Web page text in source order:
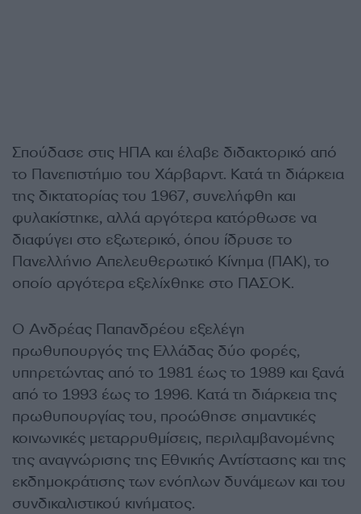
Σπούδασε στις ΗΠΑ και έλαβε διδακτορικό από
το Πανεπιστήμιο του Χάρβαρντ. Κατά τη διάρκεια
της δικτατορίας του 1967, συνελήφθη και
φυλακίστηκε, αλλά αργότερα κατόρθωσε να
διαφύγει στο εξωτερικό, όπου ίδρυσε το
Πανελλήνιο Απελευθερωτικό Κίνημα (ΠΑΚ), το
οποίο αργότερα εξελίχθηκε στο ΠΑΣΟΚ.
Ο Ανδρέας Παπανδρέου εξελέγη
πρωθυπουργός της Ελλάδας δύο φορές,
υπηρετώντας από το 1981 έως το 1989 και ξανά
από το 1993 έως το 1996. Κατά τη διάρκεια της
πρωθυπουργίας του, προώθησε σημαντικές
κοινωνικές μεταρρυθμίσεις, περιλαμβανομένης
της αναγνώρισης της Εθνικής Αντίστασης και της
εκδημοκράτισης των ενόπλων δυνάμεων και του
συνδικαλιστικού κινήματος.